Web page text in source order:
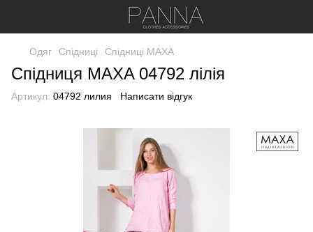
Одяг Спідниці Спідниці МАХА
Спідниця MAXA 04792 лілія
Артикул: 04792 лилия Написати відгук